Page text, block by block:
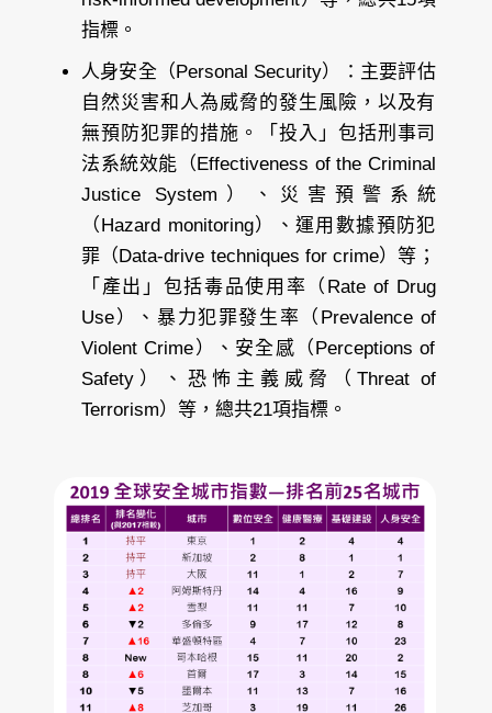
指標。
人身安全（Personal Security）
：主要評估
自然災害和人為威脅的發生風險，以及有
無預防犯罪的措施。「投入」包括刑事司
法系統效能（Effectiveness of the Criminal
Justice System）、災害預警系統
（Hazard monitoring）、運用數據預防犯
罪（Data-drive techniques for crime）等；
「產出」包括毒品使用率（Rate of Drug
Use）、暴力犯罪發生率（Prevalence of
Violent Crime）、安全感（Perceptions of
Safety）、恐怖主義威脅（Threat of
Terrorism）等，總共21項指標。